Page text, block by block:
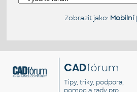
Zobrazit jako: Mobilní|
CADfórum
Tipy, triky, podpora,